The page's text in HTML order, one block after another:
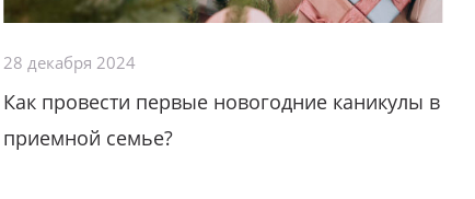
28 декабря 2024
Как провести первые новогодние каникулы в
приемной семье?